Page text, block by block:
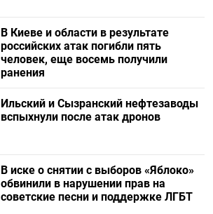
В Киеве и области в результате
российских атак погибли пять
человек, еще восемь получили
ранения
Ильский и Сызранский нефтезаводы
вспыхнули после атак дронов
В иске о снятии с выборов «Яблоко»
обвинили в нарушении прав на
советские песни и поддержке ЛГБТ